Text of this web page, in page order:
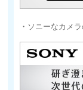
・ソニーなカメ